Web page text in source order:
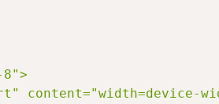
8">
content="width=device-